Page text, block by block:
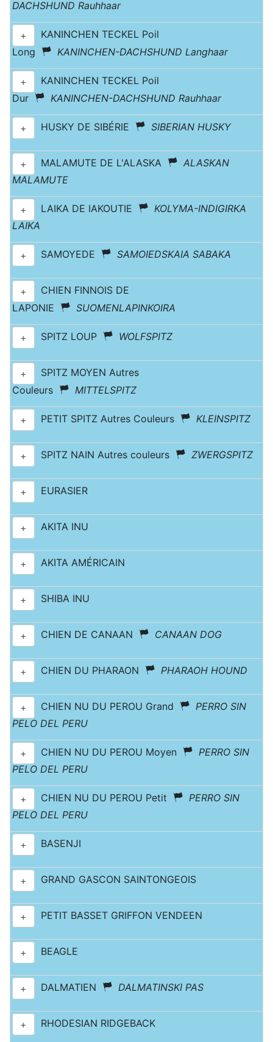
DACHSHUND Rauhhaar
+
KANINCHEN TECKEL Poil
Long
KANINCHEN-DACHSHUND Langhaar
+
KANINCHEN TECKEL Poil
Dur
KANINCHEN-DACHSHUND Rauhhaar
+ HUSKY DE SIBÉRIE SIBERIAN HUSKY
+ MALAMUTE DE L'ALASKA
ALASKAN
MALAMUTE
+ LAIKA DE IAKOUTIE
KOLYMA-INDIGIRKA
LAIKA
+ SAMOYEDE SAMOIEDSKAIA SABAKA
+
CHIEN FINNOIS DE
LAPONIE
SUOMENLAPINKOIRA
+ SPITZ LOUP WOLFSPITZ
+
SPITZ MOYEN Autres
Couleurs
MITTELSPITZ
+ PETIT SPITZ Autres Couleurs KLEINSPITZ
+ SPITZ NAIN Autres couleurs ZWERGSPITZ
+ EURASIER
+ AKITA INU
+ AKITA AMÉRICAIN
+ SHIBA INU
+ CHIEN DE CANAAN CANAAN DOG
+ CHIEN DU PHARAON PHARAOH HOUND
+ CHIEN NU DU PEROU Grand
PERRO SIN
PELO DEL PERU
+ CHIEN NU DU PEROU Moyen
PERRO SIN
PELO DEL PERU
+ CHIEN NU DU PEROU Petit
PERRO SIN
PELO DEL PERU
+ BASENJI
+ GRAND GASCON SAINTONGEOIS
+ PETIT BASSET GRIFFON VENDEEN
+ BEAGLE
+ DALMATIEN DALMATINSKI PAS
+ RHODESIAN RIDGEBACK